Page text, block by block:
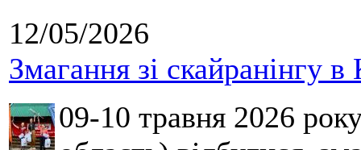
12/05/2026
Змагання зі скайранінгу в
09-10 травня 2026